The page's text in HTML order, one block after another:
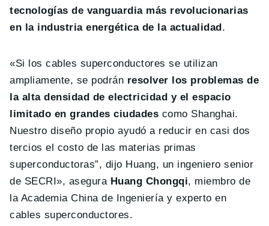
tecnologías de vanguardia más revolucionarias
en la industria energética de la actualidad.
«Si los cables superconductores se utilizan
ampliamente, se podrán resolver los problemas de
la alta densidad de electricidad y el espacio
limitado en grandes ciudades como Shanghai.
Nuestro diseño propio ayudó a reducir en casi dos
tercios el costo de las materias primas
superconductoras”, dijo Huang, un ingeniero senior
de SECRI», asegura Huang Chongqi, miembro de
la Academia China de Ingeniería y experto en
cables superconductores.